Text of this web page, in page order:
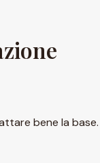
bene la base.